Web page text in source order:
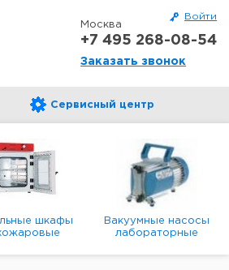
Войти
Москва
+7 495 268-08-54
Заказать звонок
Сервисный центр
шкафы
Вакуумные насосы
лабораторные
мембранные